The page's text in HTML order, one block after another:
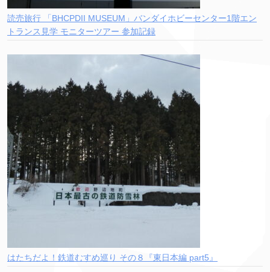
読売旅行 「BHCPDII MUSEUM」バンダイホビーセンター1階エン
トランス見学 モニターツアー 参加記録
はたちだよ！鉄道むすめ巡り その８『東日本編 part5』